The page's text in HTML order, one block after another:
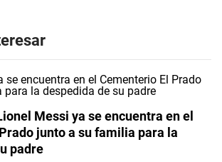
Messi ya se encuentra en el
junto a su familia para la
padre